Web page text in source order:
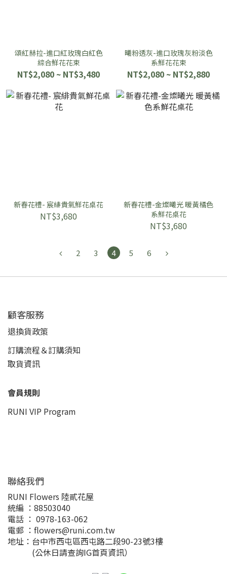
頌紅赫拉-進口紅玫瑰白紅色
綜合鮮花花束
NT$2,080 ~ NT$3,480
曦粉透灰-進口玫瑰灰粉淡色
系鮮花花束
NT$2,080 ~ NT$2,880
新春花禮- 宸緋貴氣鮮花桌花
NT$3,680
新春花禮-金燦曦光 暖黃橘色
系鮮花桌花
NT$3,680
2 3 4 5 6
顧客服務
退換貨政策
訂購流程＆訂購須知
取貨資訊
會員規則
RUNI VIP Program
聯絡我們
RUNI Flowers 陸貳花屋
統編 ：88503040
電話 ： 0978-163-062
電郵 ：flowers@runi.com.tw
地址：台中市西屯區西屯路二段90-23號3樓
(公休日請查詢IG首頁資訊）